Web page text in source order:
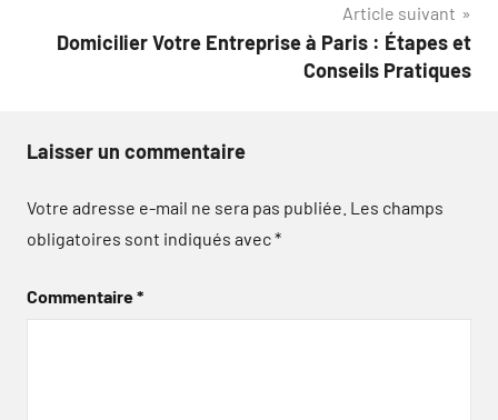
Article suivant
Domicilier Votre Entreprise à Paris : Étapes et
Conseils Pratiques
Laisser un commentaire
Votre adresse e-mail ne sera pas publiée. Les champs
obligatoires sont indiqués avec*
Commentaire*